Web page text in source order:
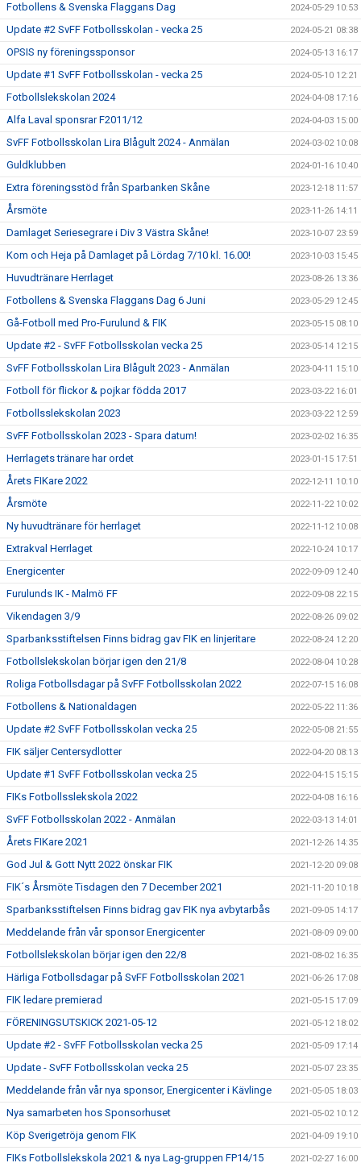
Fotbollens & Svenska Flaggans Dag 2024-05-29 10:53
Update #2 SvFF Fotbollsskolan - vecka 25 2024-05-21 08:38
OPSIS ny föreningssponsor 2024-05-13 16:17
Update #1 SvFF Fotbollsskolan - vecka 25 2024-05-10 12:21
Fotbollslekskolan 2024 2024-04-08 17:16
Alfa Laval sponsrar F2011/12 2024-04-03 15:00
SvFF Fotbollsskolan Lira Blågult 2024 - Anmälan 2024-03-02 10:08
Guldklubben 2024-01-16 10:40
Extra föreningsstöd från Sparbanken Skåne 2023-12-18 11:57
Årsmöte 2023-11-26 14:11
Damlaget Seriesegrare i Div 3 Västra Skåne! 2023-10-07 23:59
Kom och Heja på Damlaget på Lördag 7/10 kl. 16.00! 2023-10-03 15:45
Huvudtränare Herrlaget 2023-08-26 13:36
Fotbollens & Svenska Flaggans Dag 6 Juni 2023-05-29 12:45
Gå-Fotboll med Pro-Furulund & FIK 2023-05-15 08:10
Update #2 - SvFF Fotbollsskolan vecka 25 2023-05-14 12:15
SvFF Fotbollsskolan Lira Blågult 2023 - Anmälan 2023-04-11 15:10
Fotboll för flickor & pojkar födda 2017 2023-03-22 16:01
Fotbollsslekskolan 2023 2023-03-22 12:59
SvFF Fotbollsskolan 2023 - Spara datum! 2023-02-02 16:35
Herrlagets tränare har ordet 2023-01-15 17:51
Årets FIKare 2022 2022-12-11 10:10
Årsmöte 2022-11-22 10:02
Ny huvudtränare för herrlaget 2022-11-12 10:08
Extrakval Herrlaget 2022-10-24 10:17
Energicenter 2022-09-09 12:40
Furulunds IK - Malmö FF 2022-09-08 22:15
Vikendagen 3/9 2022-08-26 09:02
Sparbanksstiftelsen Finns bidrag gav FIK en linjeritare 2022-08-24 12:20
Fotbollslekskolan börjar igen den 21/8 2022-08-04 10:28
Roliga Fotbollsdagar på SvFF Fotbollsskolan 2022 2022-07-15 16:08
Fotbollens & Nationaldagen 2022-05-22 11:36
Update #2 SvFF Fotbollsskolan vecka 25 2022-05-08 21:55
FIK säljer Centersydlotter 2022-04-20 08:13
Update #1 SvFF Fotbollsskolan vecka 25 2022-04-15 15:15
FIKs Fotbollsslekskola 2022 2022-04-08 16:16
SvFF Fotbollsskolan 2022 - Anmälan 2022-03-13 14:01
Årets FIKare 2021 2021-12-26 14:35
God Jul & Gott Nytt 2022 önskar FIK 2021-12-20 09:08
FIK´s Årsmöte Tisdagen den 7 December 2021 2021-11-20 10:18
Sparbanksstiftelsen Finns bidrag gav FIK nya avbytarbås 2021-09-05 14:17
Meddelande från vår sponsor Energicenter 2021-08-09 09:00
Fotbollslekskolan börjar igen den 22/8 2021-08-02 16:35
Härliga Fotbollsdagar på SvFF Fotbollsskolan 2021 2021-06-26 17:08
FIK ledare premierad 2021-05-15 17:09
FÖRENINGSUTSKICK 2021-05-12 2021-05-12 18:02
Update #2 - SvFF Fotbollsskolan vecka 25 2021-05-09 17:14
Update - SvFF Fotbollsskolan vecka 25 2021-05-07 23:35
Meddelande från vår nya sponsor, Energicenter i Kävlinge 2021-05-05 18:03
Nya samarbeten hos Sponsorhuset 2021-05-02 10:12
Köp Sverigetröja genom FIK 2021-04-09 19:10
FIKs Fotbollslekskola 2021 & nya Lag-gruppen FP14/15 2021-02-27 16:00